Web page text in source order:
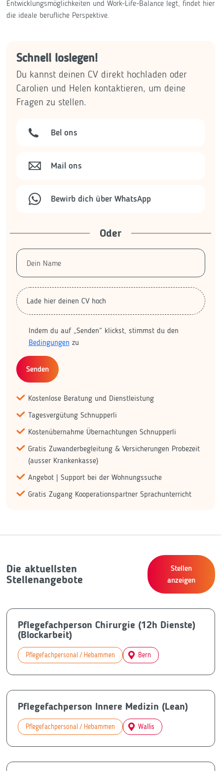
Entwicklungsmöglichkeiten und Work-Life-Balance legt, findet hier
die ideale berufliche Perspektive.
Schnell loslegen!
Du kannst deinen CV direkt hochladen oder
Carolien und Helen kontaktieren, um deine
Fragen zu stellen.
Bel ons
Mail ons
Bewirb dich über WhatsApp
Oder
Lade hier deinen CV hoch
Indem du auf „Senden“ klickst, stimmst du den
Bedingungen zu
Senden
Kostenlose Beratung und Dienstleistung
Tagesvergütung Schnupperli
Kostenübernahme Übernachtungen Schnupperli
Gratis Zuwanderbegleitung & Versicherungen Probezeit
(ausser Krankenkasse)
Angebot | Support bei der Wohnungssuche
Gratis Zugang Kooperationspartner Sprachunterricht
Die aktuellsten
Stellenangebote
Stellen
anzeigen
Pflegefachperson Chirurgie (12h Dienste)
(Blockarbeit)
Pflegefachpersonal / Hebammen Bern
Pflegefachperson Innere Medizin (Lean)
Pflegefachpersonal / Hebammen Wallis